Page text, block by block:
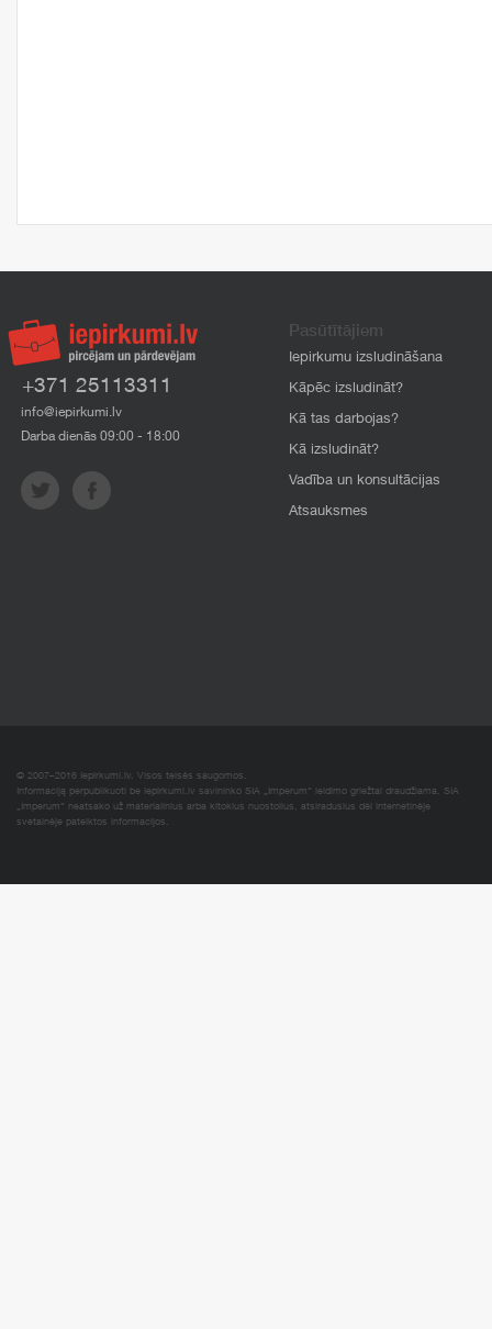
+371 25113311
info@iepirkumi.lv
Darba dienās 09:00 - 18:00
Pasūtītājiem
Iepirkumu izsludināšana
Kāpēc izsludināt?
Kā tas darbojas?
Kā izsludināt?
Vadība un konsultācijas
Atsauksmes
© 2007–2016 Iepirkumi.lv. Visos teisės saugomos.
Informaciją perpublikuoti be iepirkumi.lv savininko SIA „Imperum“ leidimo griežtai draudžiama. SIA
„Imperum“ neatsako už materialinius arba kitokius nuostolius, atsiradusius dėl internetinėje
svetainėje pateiktos informacijos.